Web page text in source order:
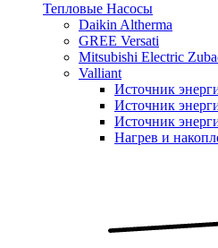
Тепловые Насосы
Daikin Altherma
GREE Versati
Mitsubishi Electric
Valliant
Источник
Источник
Источник
Нагрев и